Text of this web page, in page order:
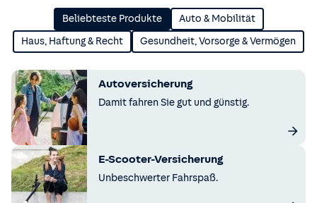
Beliebteste Produkte Auto & Mobilität
Haus, Haftung & Recht Gesundheit, Vorsorge & Vermögen
Autoversicherung
Damit fahren Sie gut und günstig.
E-Scooter-Versicherung
Unbeschwerter Fahrspaß.